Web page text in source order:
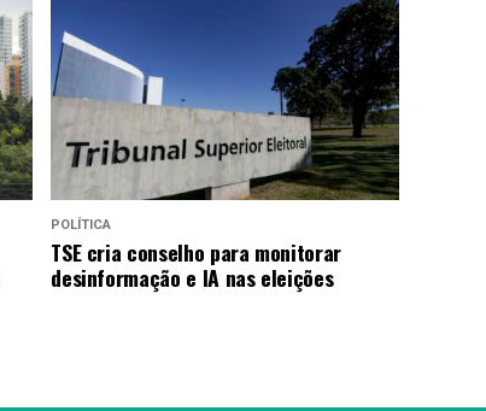
POLÍTICA
TSE cria conselho para monitorar
desinformação e IA nas eleições